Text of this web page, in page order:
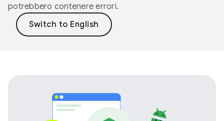
potrebbero contenere errori.